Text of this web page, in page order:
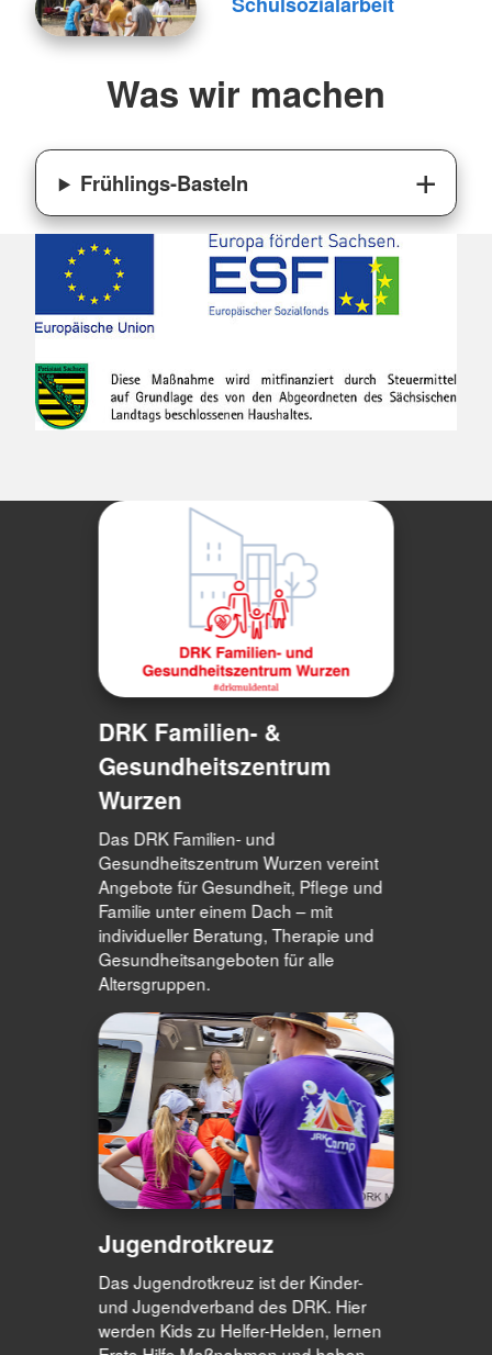
Was wir machen
Frühlings-Basteln
DRK Familien- &
Gesundheitszentrum
Wurzen
Das DRK Familien- und
Gesundheitszentrum Wurzen vereint
Angebote für Gesundheit, Pflege und
Familie unter einem Dach – mit
individueller Beratung, Therapie und
Gesundheitsangeboten für alle
Altersgruppen.
Jugendrotkreuz
Das Jugendrotkreuz ist der Kinder-
und Jugendverband des DRK. Hier
werden Kids zu Helfer-Helden, lernen